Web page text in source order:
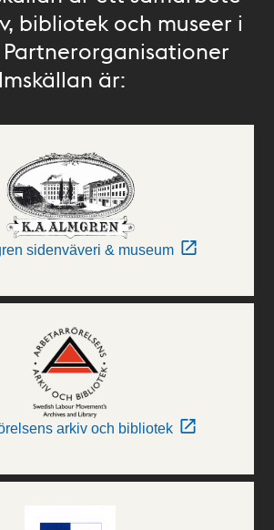
bibliotek och museer i
är:
sidenväveri & museum
arkiv och bibliotek